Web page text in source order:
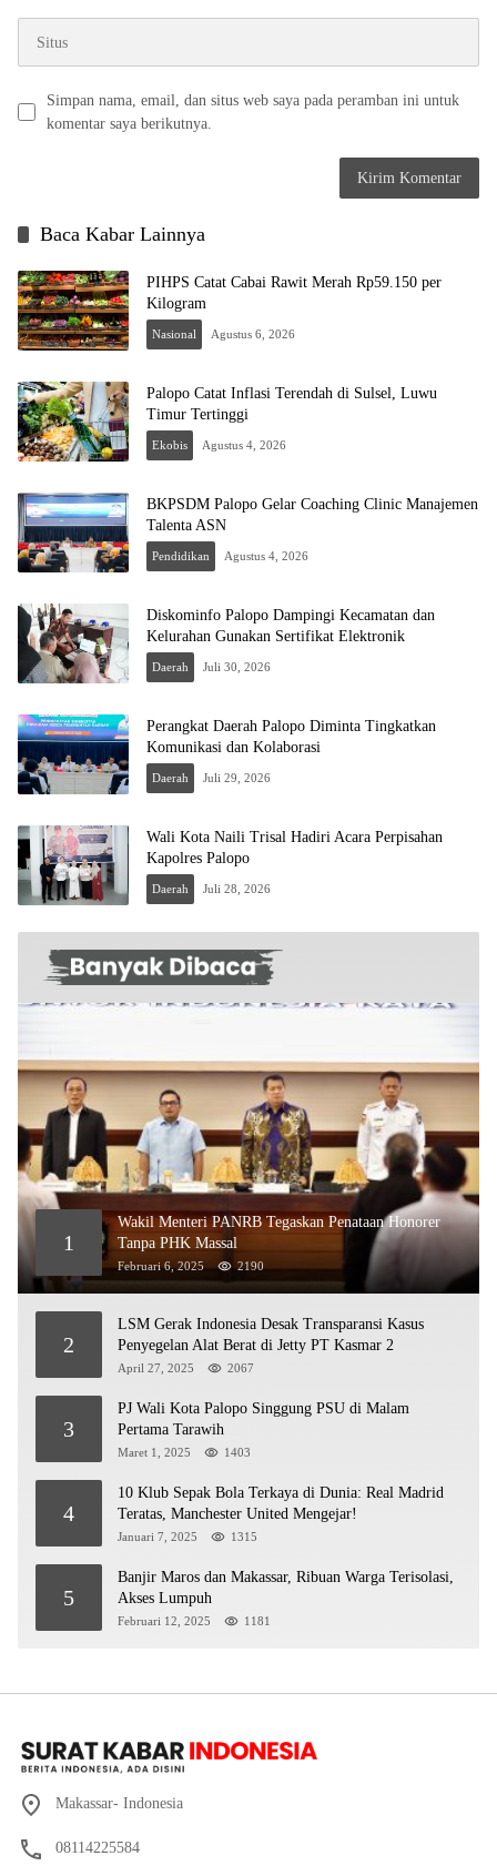
Simpan nama, email, dan situs web saya pada peramban ini untuk
komentar saya berikutnya.
Baca Kabar Lainnya
PIHPS Catat Cabai Rawit Merah Rp59.150 per
Kilogram
Nasional Agustus 6, 2026
Palopo Catat Inflasi Terendah di Sulsel, Luwu
Timur Tertinggi
Ekobis Agustus 4, 2026
BKPSDM Palopo Gelar Coaching Clinic Manajemen
Talenta ASN
Pendidikan Agustus 4, 2026
Diskominfo Palopo Dampingi Kecamatan dan
Kelurahan Gunakan Sertifikat Elektronik
Daerah Juli 30, 2026
Perangkat Daerah Palopo Diminta Tingkatkan
Komunikasi dan Kolaborasi
Daerah Juli 29, 2026
Wali Kota Naili Trisal Hadiri Acara Perpisahan
Kapolres Palopo
Daerah Juli 28, 2026
1
Wakil Menteri PANRB Tegaskan Penataan Honorer
Tanpa PHK Massal
Februari 6, 2025 2190
2
LSM Gerak Indonesia Desak Transparansi Kasus
Penyegelan Alat Berat di Jetty PT Kasmar 2
April 27, 2025 2067
3
PJ Wali Kota Palopo Singgung PSU di Malam
Pertama Tarawih
Maret 1, 2025 1403
4
10 Klub Sepak Bola Terkaya di Dunia: Real Madrid
Teratas, Manchester United Mengejar!
Januari 7, 2025 1315
5
Banjir Maros dan Makassar, Ribuan Warga Terisolasi,
Akses Lumpuh
Februari 12, 2025 1181
Makassar- Indonesia
08114225584